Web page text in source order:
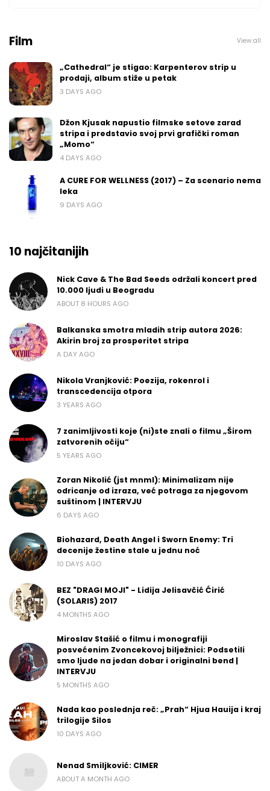
Film View all
„Cathedral“ je stigao: Karpenterov strip u
prodaji, album stiže u petak
3 DAYS AGO
Džon Kjusak napustio filmske setove zarad
stripa i predstavio svoj prvi grafički roman
„Momo“
4 DAYS AGO
A CURE FOR WELLNESS (2017) – Za scenario nema
leka
9 DAYS AGO
10 najčitanijih
Nick Cave & The Bad Seeds održali koncert pred
10.000 ljudi u Beogradu
ABOUT 8 HOURS AGO
Balkanska smotra mladih strip autora 2026:
Akirin broj za prosperitet stripa
A DAY AGO
Nikola Vranjković: Poezija, rokenrol i
transcedencija otpora
3 YEARS AGO
7 zanimljivosti koje (ni)ste znali o filmu „Širom
zatvorenih očiju“
5 YEARS AGO
Zoran Nikolić (jst mnml): Minimalizam nije
odricanje od izraza, već potraga za njegovom
suštinom | INTERVJU
6 DAYS AGO
Biohazard, Death Angel i Sworn Enemy: Tri
decenije žestine stale u jednu noć
10 DAYS AGO
BEZ "DRAGI MOJI" - Lidija Jelisavčić Ćirić
(SOLARIS) 2017
4 MONTHS AGO
Miroslav Stašić o filmu i monografiji
posvećenim Zvoncekovoj bilježnici: Podsetili
smo ljude na jedan dobar i originalni bend |
INTERVJU
5 MONTHS AGO
Nada kao poslednja reč: „Prah“ Hjua Hauija i kraj
trilogije Silos
10 DAYS AGO
Nenad Smiljković: CIMER
ABOUT A MONTH AGO